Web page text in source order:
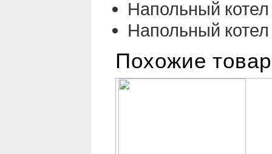
Напольный
Напольный
Похожие